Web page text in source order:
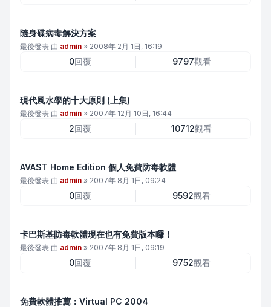
隨身碟病毒解決方案
最後發表 由 admin » 2008年 2月 1日, 16:19
0回覆 9797觀看
現代風水學的十大原則 (上集)
最後發表 由 admin » 2007年 12月 10日, 16:44
2回覆 10712觀看
AVAST Home Edition 個人免費防毒軟體
最後發表 由 admin » 2007年 8月 1日, 09:24
0回覆 9592觀看
卡巴斯基防毒軟體現在也有免費版本囉！
最後發表 由 admin » 2007年 8月 1日, 09:19
0回覆 9752觀看
免費軟體推薦：Virtual PC 2004